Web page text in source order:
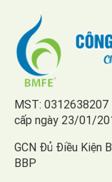
MST: 0312638207
cấp ngày 23/01/
GCN Đủ Điều Kiện
BBP